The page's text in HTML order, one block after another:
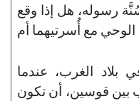
رسوله، هل إذا وقع
مع أُسرتيهما أم
بلاد الغرب، عندما
بين قوسين، أن تكون